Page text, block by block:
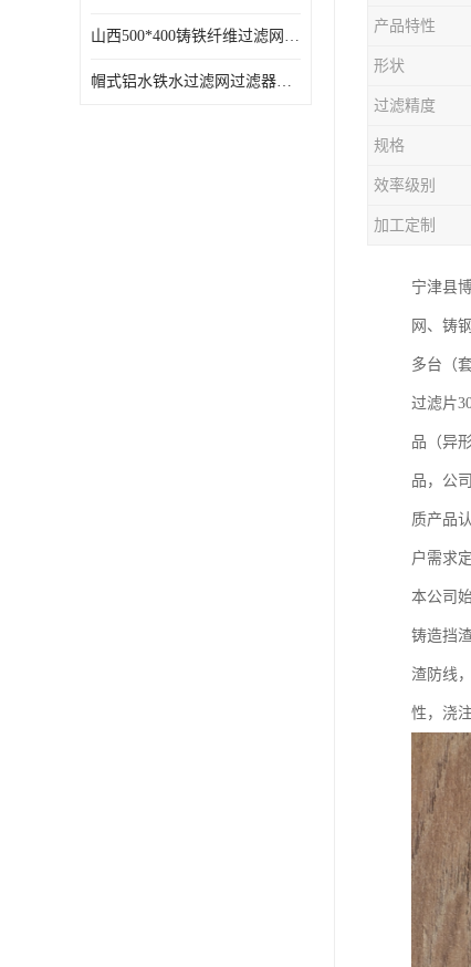
山西500*400铸铁纤维过滤网方形网圆形网
帽式铝水铁水过滤网过滤器耐高温
产品特性
形状
过滤精度
规格
效率级别
加工定制
宁津县
网、铸
多台（
过滤片
品（异
品，公
质产品
户需求
本公司
铸造挡
渣防线
性，浇